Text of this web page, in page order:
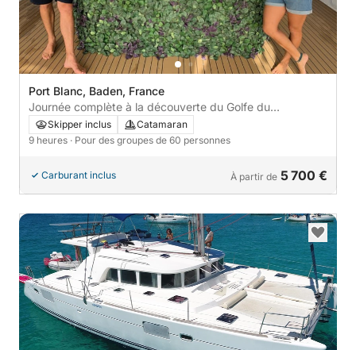
Port Blanc, Baden, France
Journée complète à la découverte du Golfe du
Morbihan/Baie de Quiberon
Skipper inclus
Catamaran
9 heures · Pour des groupes de 60 personnes
Carburant inclus À partir de 5 700 €